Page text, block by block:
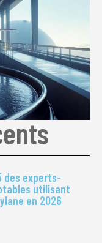
des experts-
utilisant
en 2026